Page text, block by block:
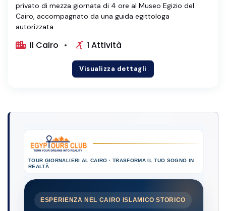
privato di mezza giornata di 4 ore al Museo Egizio del
Cairo, accompagnato da una guida egittologa
autorizzata.
Il Cairo 1 Attività
Visualizza dettagli
TOUR GIORNALIERI AL CAIRO · TRASFORMA IL TUO SOGNO IN
REALTÀ
ESPERIENZA NEL CAIRO ISLAMICO STORICO